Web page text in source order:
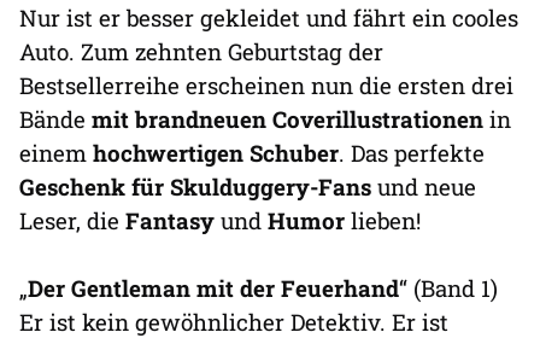
Nur ist er besser gekleidet und fährt ein cooles
Auto. Zum zehnten Geburtstag der
Bestsellerreihe erscheinen nun die ersten drei
Bände mit brandneuen Coverillustrationen in
einem hochwertigen Schuber. Das perfekte
Geschenk für Skulduggery-Fans und neue
Leser, die Fantasy und Humor lieben!
„Der Gentleman mit der Feuerhand“ (Band 1)
Er ist kein gewöhnlicher Detektiv. Er ist